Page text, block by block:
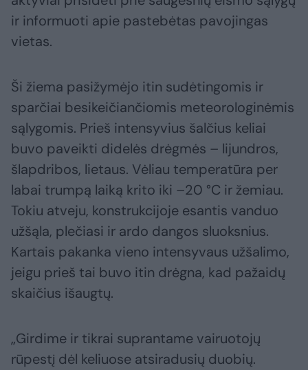
ir informuoti apie pastebėtas pavojingas
vietas.
Ši žiema pasižymėjo itin sudėtingomis ir
sparčiai besikeičiančiomis meteorologinėmis
sąlygomis. Prieš intensyvius šalčius keliai
buvo paveikti didelės drėgmės – lijundros,
šlapdribos, lietaus. Vėliau temperatūra per
labai trumpą laiką krito iki –20 °C ir žemiau.
Tokiu atveju, konstrukcijoje esantis vanduo
užšąla, plečiasi ir ardo dangos sluoksnius.
Kartais pakanka vieno intensyvaus užšalimo,
jeigu prieš tai buvo itin drėgna, kad pažaidų
skaičius išaugtų.
„Girdime ir tikrai suprantame vairuotojų
rūpestį dėl keliuose atsiradusių duobių.